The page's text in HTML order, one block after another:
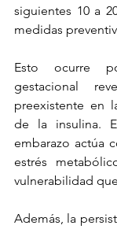
siguientes 10 a
medidas
Esto ocurre
gestacional
preexistente en
de la insulina.
embarazo actúa
estrés
vulnerabilidad
Además, la